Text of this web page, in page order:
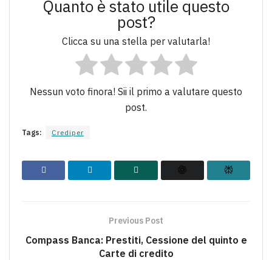
Quanto è stato utile questo
post?
Clicca su una stella per valutarla!
Nessun voto finora! Sii il primo a valutare questo
post.
Tags: Crediper
Previous Post
Compass Banca: Prestiti, Cessione del quinto e
Carte di credito